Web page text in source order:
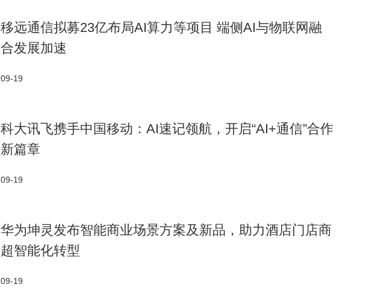
移远通信拟募23亿布局AI算力等项目 端侧AI与物联网融
合发展加速
09-19
科大讯飞携手中国移动：AI速记领航，开启“AI+通信”合作
新篇章
09-19
华为坤灵发布智能商业场景方案及新品，助力酒店门店商
超智能化转型
09-19